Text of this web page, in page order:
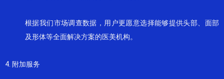
根据我们市场调查数据，用户更愿意选择能够提供头部、面部
及形体等全面解决方案的医美机构。
4. 附加服务